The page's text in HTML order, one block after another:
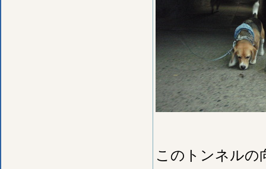
このトンネルの